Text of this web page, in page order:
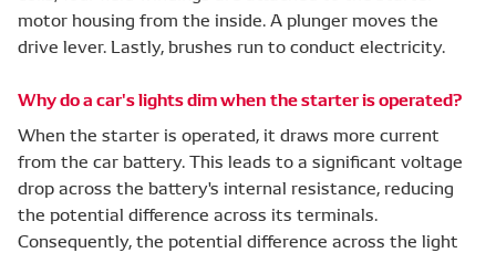
motor housing from the inside. A plunger moves the
drive lever. Lastly, brushes run to conduct electricity.
Why do a car's lights dim when the starter is operated?
When the starter is operated, it draws more current
from the car battery. This leads to a significant voltage
drop across the battery's internal resistance, reducing
the potential difference across its terminals.
Consequently, the potential difference across the light